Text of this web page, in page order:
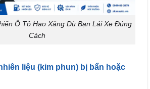
Ô Tô Hao Xăng Dù Bạn Lái Xe Đúng
Cách
liệu (kim phun) bị bẩn hoặc